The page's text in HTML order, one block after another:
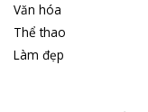
Văn hóa
Thể thao
Làm đẹp